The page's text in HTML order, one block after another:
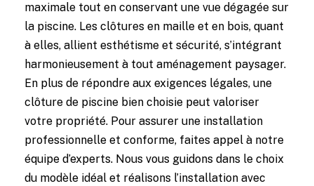
maximale tout en conservant une vue dégagée sur
la piscine. Les clôtures en maille et en bois, quant
à elles, allient esthétisme et sécurité, s’intégrant
harmonieusement à tout aménagement paysager.
En plus de répondre aux exigences légales, une
clôture de piscine bien choisie peut valoriser
votre propriété. Pour assurer une installation
professionnelle et conforme, faites appel à notre
équipe d’experts. Nous vous guidons dans le choix
du modèle idéal et réalisons l’installation avec